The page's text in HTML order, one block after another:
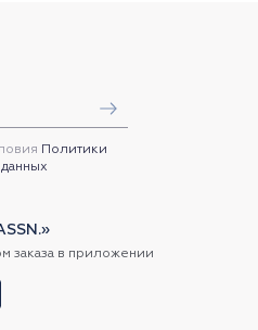
Политики
заказа в приложении